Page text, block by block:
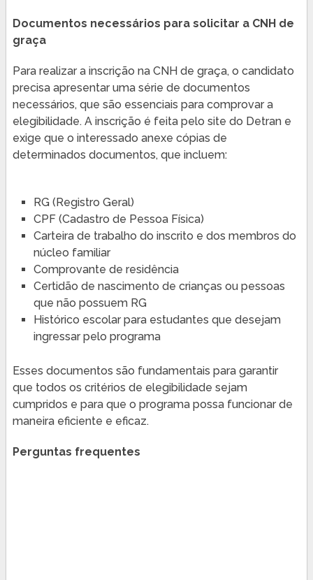
Documentos necessários para solicitar a CNH de
graça
Para realizar a inscrição na CNH de graça, o candidato
precisa apresentar uma série de documentos
necessários, que são essenciais para comprovar a
elegibilidade. A inscrição é feita pelo site do Detran e
exige que o interessado anexe cópias de
determinados documentos, que incluem:
RG (Registro Geral)
CPF (Cadastro de Pessoa Física)
Carteira de trabalho do inscrito e dos membros do
núcleo familiar
Comprovante de residência
Certidão de nascimento de crianças ou pessoas
que não possuem RG
Histórico escolar para estudantes que desejam
ingressar pelo programa
Esses documentos são fundamentais para garantir
que todos os critérios de elegibilidade sejam
cumpridos e para que o programa possa funcionar de
maneira eficiente e eficaz.
Perguntas frequentes